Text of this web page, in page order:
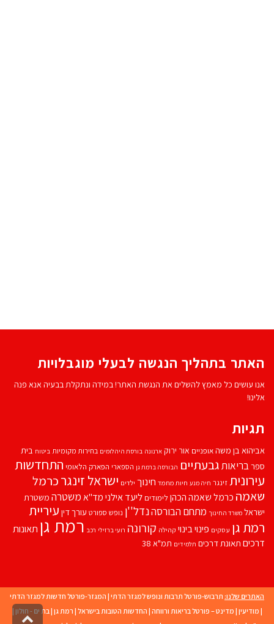
האתר בתהליך הנגשה לבעלי מוגבלויות
אנו עושים כל מאמץ להשלים את הנגשת האתר! במידה ונתקלת בבעיה אנא פנה
אלינו!
תגיות
אביהוא בן משהאופניים אור ירוק ארנונה בורסת היהלומים בחירות מקומיות ביטוח בית
ספרבריאותגבעתיים הבורסה ברמת גן הספארי הפארק הלאומי התחדשות
עירוניתזינגר חיה מנע חיות מחמד חינוך ילדים ישראל זינגרכרמל
שאמה כרמל שאמה הכהן לימודים ליעד אילנימד''אמשטרה משטרת
ישראל משרד החינוך מתחם הבורסהנדל''ן נופש ספורט עורך דין עיריית
רמת גן עסקים פינוי בינוי קהילה קורונה רועי ברזילי רכב רמת גן תאונות
דרכים תאונת דרכים תלמידים תמ"א 38
האתרים שלנו: תרבוש-פורטל תרבות ונופש למגזר הדתי | המגזר-פורטל חדשות למגזר הדתי
| מודיעין | מדינט – פורטל בריאות ורווחה | החדשות הטובות בישראל | רמת גן |בת ים - חולון |